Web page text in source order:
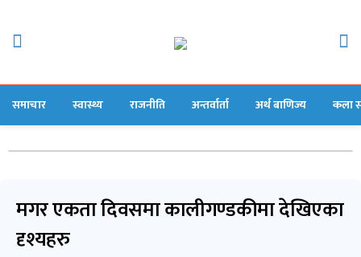
समाचार स्वास्थ्य राजनीति अन्तर्वार्ता अर्थ बाणिज्य कला
मगर एकता दिवसमा कालीगण्डकीमा देखिएका
दृश्यहरु